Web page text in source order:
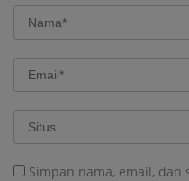
Simpan nama, email,